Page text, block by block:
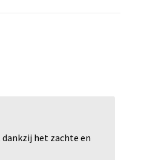
het zachte en